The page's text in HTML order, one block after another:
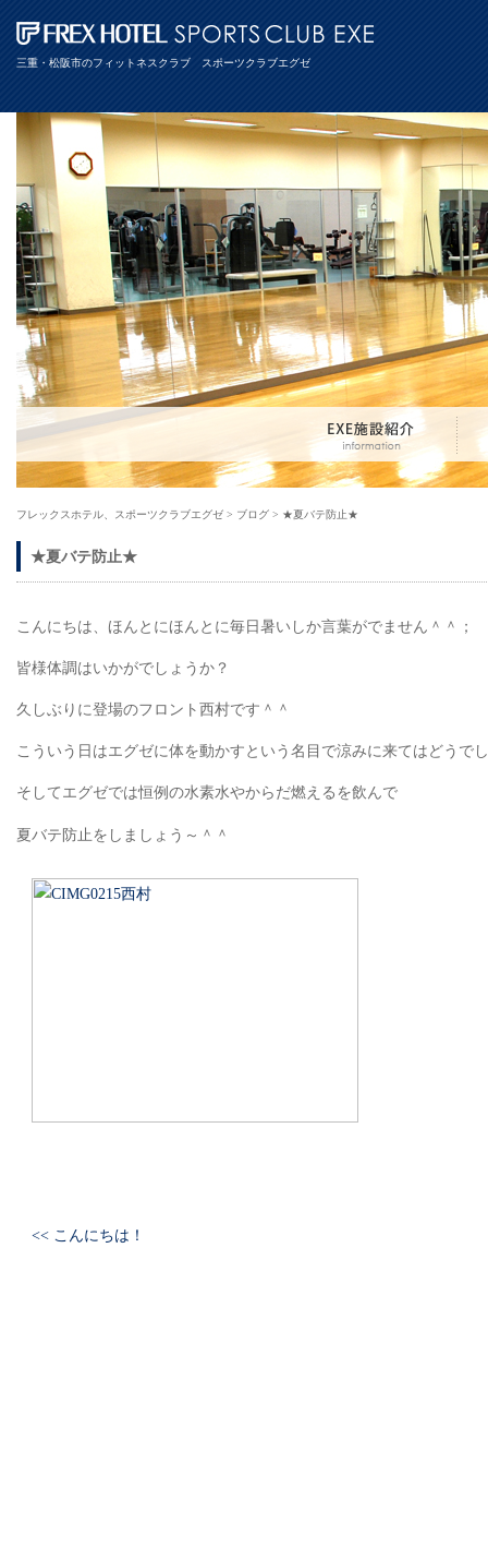
三重・松阪市のフィットネスクラブ スポーツクラブエグゼ
フレックスホテル、スポーツクラブエグゼ > ブログ > ★夏バテ防止★
★夏バテ防止★
こんにちは、ほんとにほんとに毎日暑いしか言葉がでません＾＾；
皆様体調はいかがでしょうか？
久しぶりに登場のフロント西村です＾＾
こういう日はエグゼに体を動かすという名目で涼みに来てはどうで
そしてエグゼでは恒例の水素水やからだ燃えるを飲んで
夏バテ防止をしましょう～＾＾
<< こんにちは！